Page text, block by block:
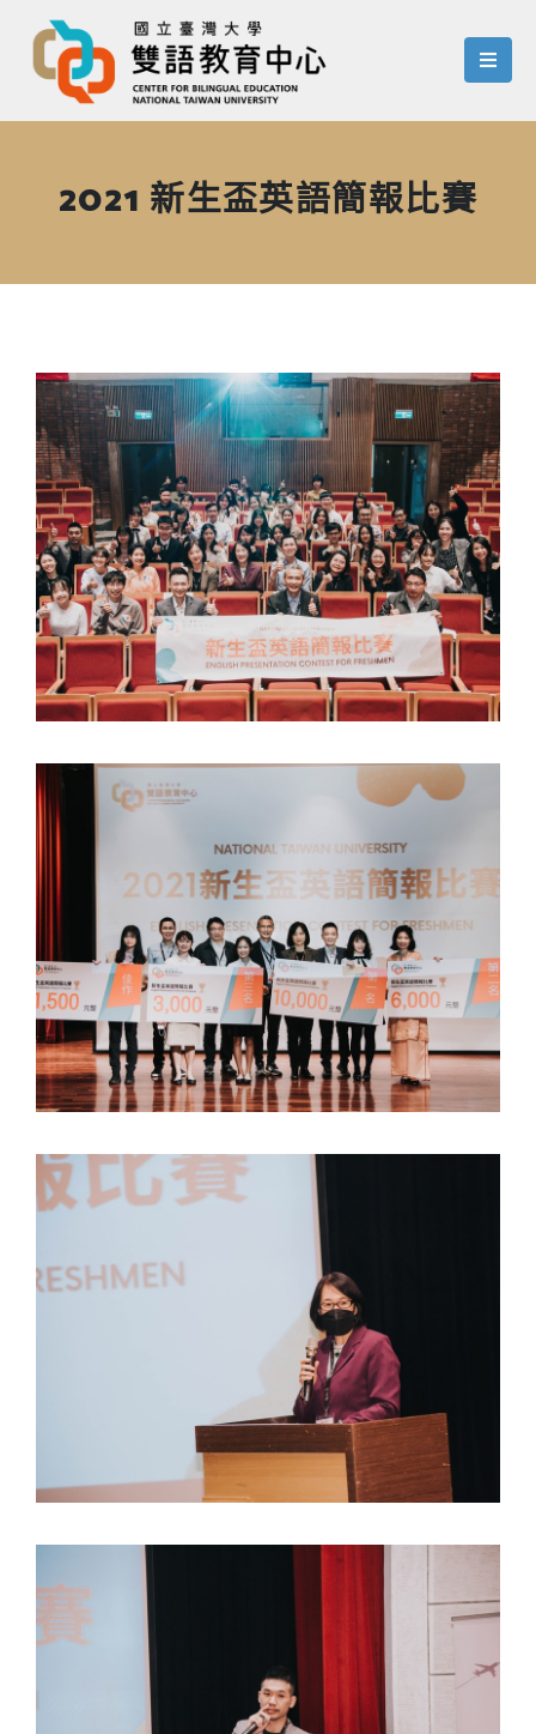
menu
2021 新生盃英語簡報比賽